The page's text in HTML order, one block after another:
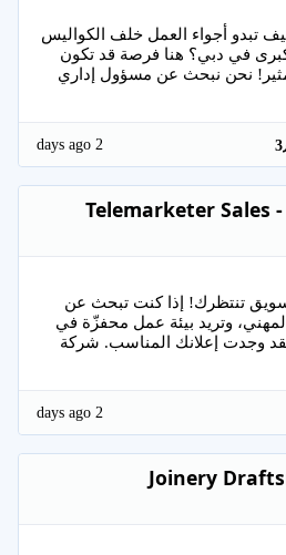
تبدو أجواء العمل خلف الكواليس
في دبي؟ هنا فرصة قد تكون
نحن نبحث عن مسؤول إداري
2 days ago
Telemarketer Sales
تنتظرك! إذا كنت تبحث عن
وتريد بيئة عمل محفزّة في
وجدت إعلانك المناسب. شركة
2 days ago
Joinery